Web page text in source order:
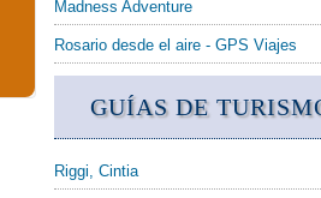
Madness Adventure
Rosario desde el aire - GPS Viajes
GUÍAS DE
Riggi, Cintia